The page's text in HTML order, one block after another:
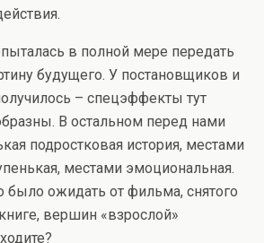
в полной мере передать
будущего. У постановщиков и
– спецэффекты тут
В остальном перед нами
подростковая история, местами
местами эмоциональная.
было ожидать от фильма, снятого
вершин «взрослой»